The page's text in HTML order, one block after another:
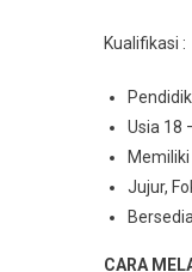
Kualifikasi :
Usia 18
Jujur,
CARA